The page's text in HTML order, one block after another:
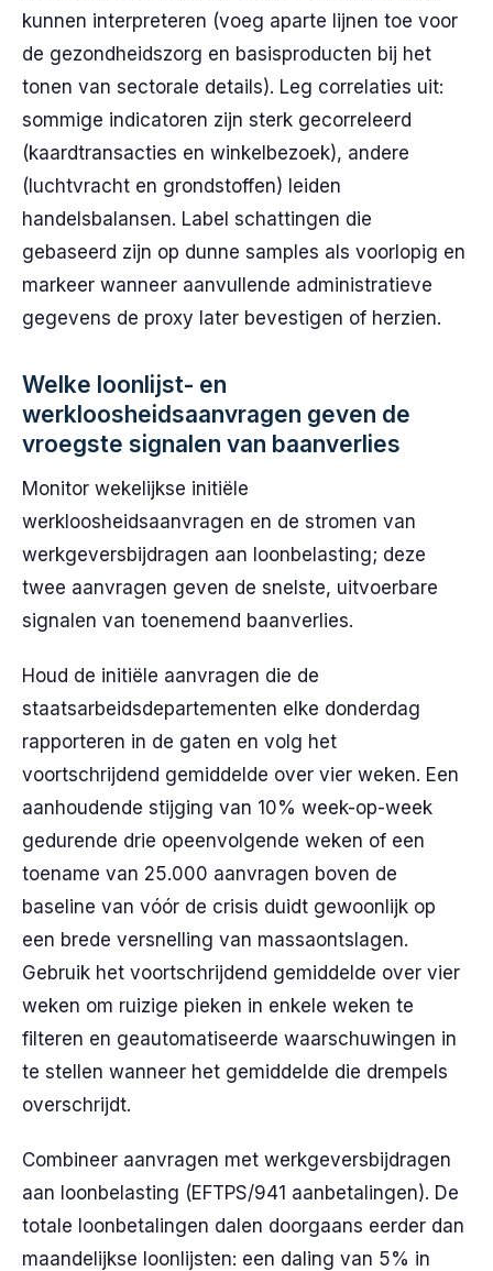
kunnen interpreteren (voeg aparte lijnen toe voor
de gezondheidszorg en basisproducten bij het
tonen van sectorale details). Leg correlaties uit:
sommige indicatoren zijn sterk gecorreleerd
(kaardtransacties en winkelbezoek), andere
(luchtvracht en grondstoffen) leiden
handelsbalansen. Label schattingen die
gebaseerd zijn op dunne samples als voorlopig en
markeer wanneer aanvullende administratieve
gegevens de proxy later bevestigen of herzien.
Welke loonlijst- en
werkloosheidsaanvragen geven de
vroegste signalen van baanverlies
Monitor wekelijkse initiële
werkloosheidsaanvragen en de stromen van
werkgeversbijdragen aan loonbelasting; deze
twee aanvragen geven de snelste, uitvoerbare
signalen van toenemend baanverlies.
Houd de initiële aanvragen die de
staatsarbeidsdepartementen elke donderdag
rapporteren in de gaten en volg het
voortschrijdend gemiddelde over vier weken. Een
aanhoudende stijging van 10% week-op-week
gedurende drie opeenvolgende weken of een
toename van 25.000 aanvragen boven de
baseline van vóór de crisis duidt gewoonlijk op
een brede versnelling van massaontslagen.
Gebruik het voortschrijdend gemiddelde over vier
weken om ruizige pieken in enkele weken te
filteren en geautomatiseerde waarschuwingen in
te stellen wanneer het gemiddelde die drempels
overschrijdt.
Combineer aanvragen met werkgeversbijdragen
aan loonbelasting (EFTPS/941 aanbetalingen). De
totale loonbetalingen dalen doorgaans eerder dan
maandelijkse loonlijsten: een daling van 5% in